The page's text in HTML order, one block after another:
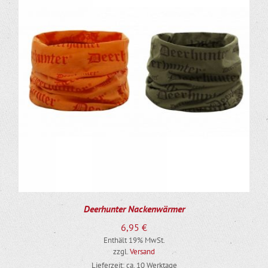
Deerhunter Nackenwärmer
6,95 €
Enthält 19% MwSt.
zzgl.Versand
Lieferzeit: ca. 10 Werktage